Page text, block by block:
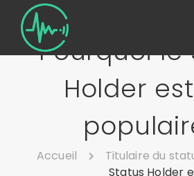
Pourquoi le
Holder
Accueil Titulaire du
Status Holder